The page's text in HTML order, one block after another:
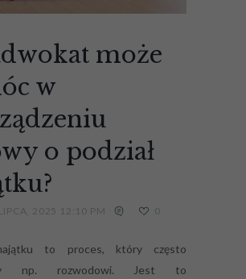
może
w
o podział
2025 12:10 PM 0
to proces, który często
np. rozwodowi. Jest to